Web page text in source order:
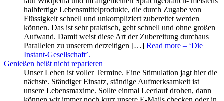
halbfertige Lebensmittelprodukte, die durch Zugabe von
Flüssigkeit schnell und unkompliziert zubereitet werden
können. Das ist sehr praktisch, geht schnell und ohne großen
Aufwand. Damit weist diese Art der Zubereitung durchaus
Parallelen zu unserem derzeitigen […] Read more – ‘Die
Instant-Gesellschaft’.
Genießen heißt nicht reparieren
Unser Leben ist voller Termine. Eine Stimulation jagt hier die
nächste. Ständiger Einsatz, ständige Aufmerksamkeit ist
unsere Lebensmaxime. Sollte einmal Leerlauf drohen, dann